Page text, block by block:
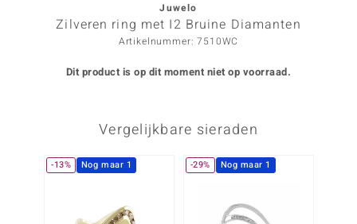
Juwelo
Zilveren ring met I2 Bruine Diamanten
Artikelnummer: 7510WC
Dit product is op dit moment niet op voorraad.
Vergelijkbare sieraden
-13% Nog maar 1 -29% Nog maar 1